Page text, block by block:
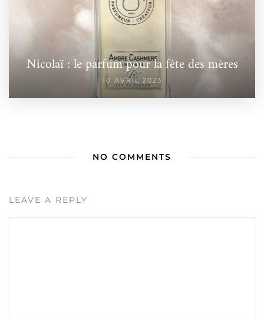
Nicolaï : le parfum pour la fête des mères
10 AVRIL 2023
NO COMMENTS
LEAVE A REPLY